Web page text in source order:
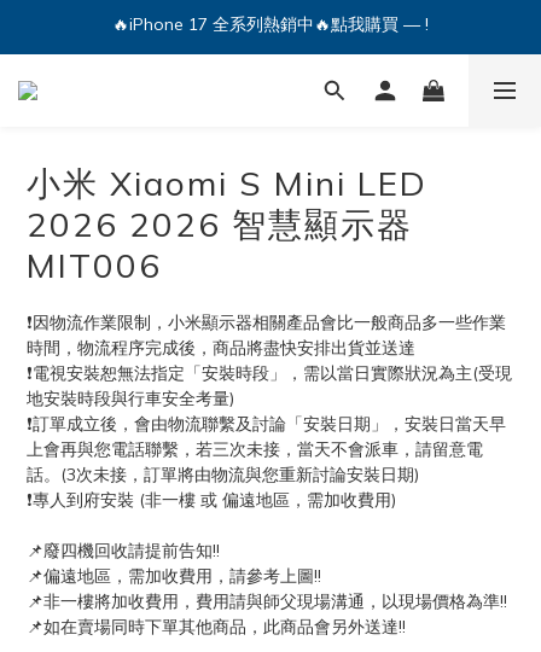
🔥iPhone 17 全系列熱銷中🔥點我購買 — !
💕加入Q哥 Line 新好友領優惠券！🎫
🔥iPhone 17 全系列熱銷中🔥點我購買 — !
小米 Xiaomi S Mini LED
2026 2026 智慧顯示器
MIT006
❗因物流作業限制，小米顯示器相關產品會比一般商品多一些作業
時間，物流程序完成後，商品將盡快安排出貨並送達
❗電視安裝恕無法指定「安裝時段」，需以當日實際狀況為主(受現
地安裝時段與行車安全考量)
❗訂單成立後，會由物流聯繫及討論「安裝日期」，安裝日當天早
上會再與您電話聯繫，若三次未接，當天不會派車，請留意電
話。(3次未接，訂單將由物流與您重新討論安裝日期)
❗專人到府安裝 (非一樓 或 偏遠地區，需加收費用)
📌廢四機回收請提前告知!!
📌偏遠地區，需加收費用，請參考上圖!!
📌非一樓將加收費用，費用請與師父現場溝通，以現場價格為準!!
📌如在賣場同時下單其他商品，此商品會另外送達!!